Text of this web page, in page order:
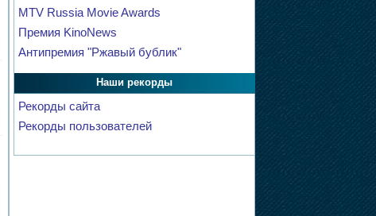
MTV Russia Movie Awards
Премия KinoNews
Антипремия "Ржавый бублик"
Наши рекорды
Рекорды сайта
Рекорды пользователей